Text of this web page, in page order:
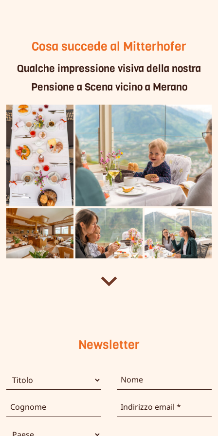
Cosa succede al Mitterhofer
Qualche impressione visiva della nostra
Pensione a Scena vicino a Merano
Newsletter
Titolo Nome
Cognome Indirizzo email
Paese